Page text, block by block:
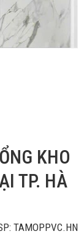
KHO
TP. HÀ
TAMOPPVC.HN